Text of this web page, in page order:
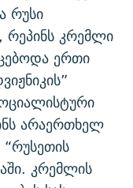
რუსი
რეპინს კრემლი
ერთი
არაერთხელ
კრემლის